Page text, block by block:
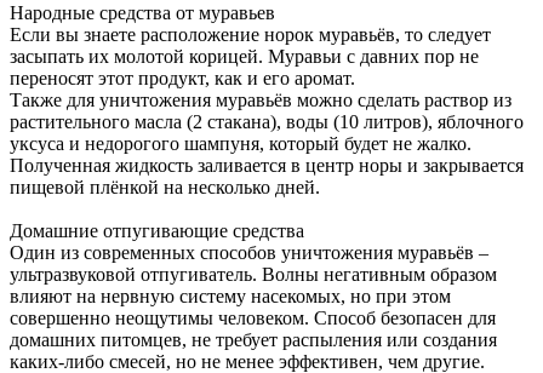
Народные средства от муравьев
Если вы знаете расположение норок муравьёв, то следует
засыпать их молотой корицей. Муравьи с давних пор не
переносят этот продукт, как и его аромат.
Также для уничтожения муравьёв можно сделать раствор из
растительного масла (2 стакана), воды (10 литров), яблочного
уксуса и недорогого шампуня, который будет не жалко.
Полученная жидкость заливается в центр норы и закрывается
пищевой плёнкой на несколько дней.
Домашние отпугивающие средства
Один из современных способов уничтожения муравьёв –
ультразвуковой отпугиватель. Волны негативным образом
влияют на нервную систему насекомых, но при этом
совершенно неощутимы человеком. Способ безопасен для
домашних питомцев, не требует распыления или создания
каких-либо смесей, но не менее эффективен, чем другие.